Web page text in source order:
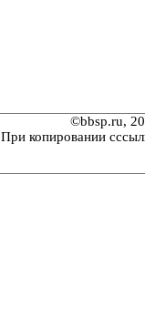
©bbsp.ru,
При копировании